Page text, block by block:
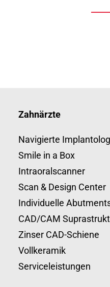
Zahnärzte
Navigierte
Smile in a Box
Intraoralscanner
Scan & Design Center
Individuelle
CAD/CAM
Zinser CAD-Schiene
Vollkeramik
Serviceleistungen